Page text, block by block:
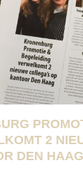
2
DEN HAAG